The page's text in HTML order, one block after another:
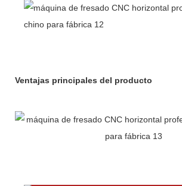
Ventajas principales del producto